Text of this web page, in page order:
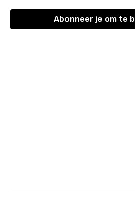
Abonneer je om te